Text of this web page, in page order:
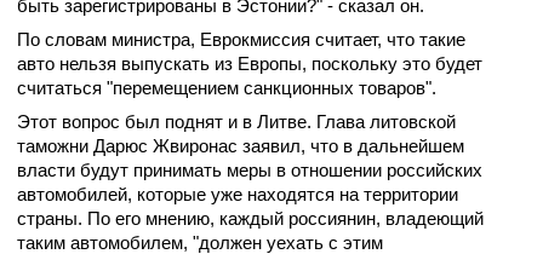
быть зарегистрированы в Эстонии?" - сказал он.
По словам министра, Еврокмиссия считает, что такие
авто нельзя выпускать из Европы, поскольку это будет
считаться "перемещением санкционных товаров".
Этот вопрос был поднят и в Литве. Глава литовской
таможни Дарюс Жвиронас заявил, что в дальнейшем
власти будут принимать меры в отношении российских
автомобилей, которые уже находятся на территории
страны. По его мнению, каждый россиянин, владеющий
таким автомобилем, "должен уехать с этим